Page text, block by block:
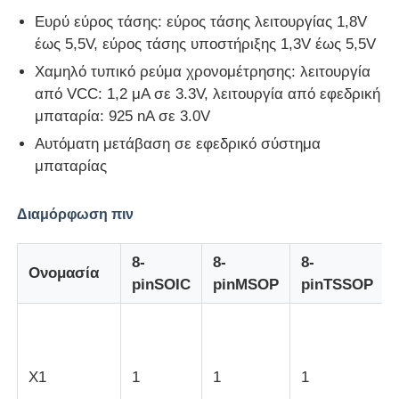
Μονάδα μικροελεγκτών MCU
Σύστημα SOC σε τσιπ
MPU IC
ΚΑΠΚΑΠΚΑ
Ανιχνευτής θερμότητας υπέρυθρου
Τσιπ μνήμης DRAM
Ευρύ εύρος τάσης: εύρος τάσης λειτουργίας 1,8V
έως 5,5V, εύρος τάσης υποστήριξης 1,3V έως 5,5V
Χαμηλό τυπικό ρεύμα χρονομέτρησης: λειτουργία
από VCC: 1,2 μA σε 3.3V, λειτουργία από εφεδρική
μπαταρία: 925 nA σε 3.0V
Αυτόματη μετάβαση σε εφεδρικό σύστημα
μπαταρίας
Διαμόρφωση πιν
Ονομασία
8-
pinSOIC
8-
pinMSOP
8-
pinTSSOP
Χ1 1 1 1